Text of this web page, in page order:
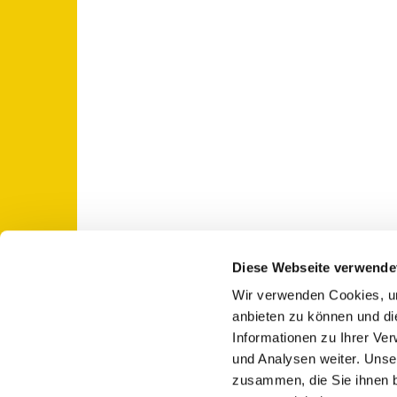
Diese Webseite
Wir verwenden Cookies,
anbieten zu können und
Informationen zu Ihrer
und Analysen weiter.
zusammen, die Sie ihnen
St. Otto: Katholische Kirche